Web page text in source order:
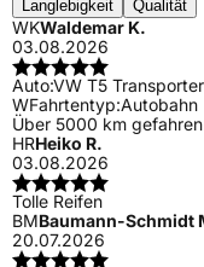
Langlebigkeit
Qualität
WKWaldemar K.
03.08.2026
Auto:VW T5 Transporter
WFahrtentyp:Autobahn
Über 5000 km
HRHeiko R.
03.08.2026
Tolle Reifen
BMBaumann-Schmidt
20.07.2026